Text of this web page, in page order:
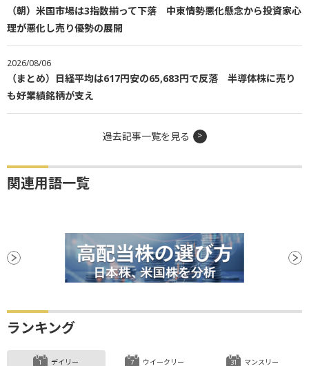
（朝）米国市場は3指数揃って下落 中東情勢悪化懸念から投資家心
理が悪化し売り優勢の展開
2026/08/06
（まとめ）日経平均は617円安の65,683円で反落 半導体株に売り
も好業績銘柄が支え
過去記事一覧を見る
関連用語一覧
ランキング
デイリー ウイークリー マンスリー